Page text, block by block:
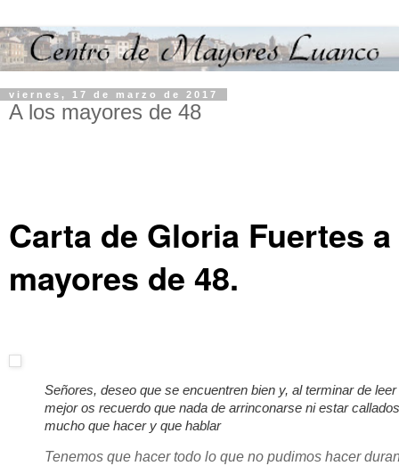
viernes, 17 de marzo de 2017
A los mayores de 48
Carta de Gloria Fuertes
mayores de 48.
Señores, deseo que se encuentren bien y, al terminar de
mejor os recuerdo que nada de arrinconarse ni estar
mucho que hacer y que hablar
Tenemos que hacer todo lo que no pudimos hacer